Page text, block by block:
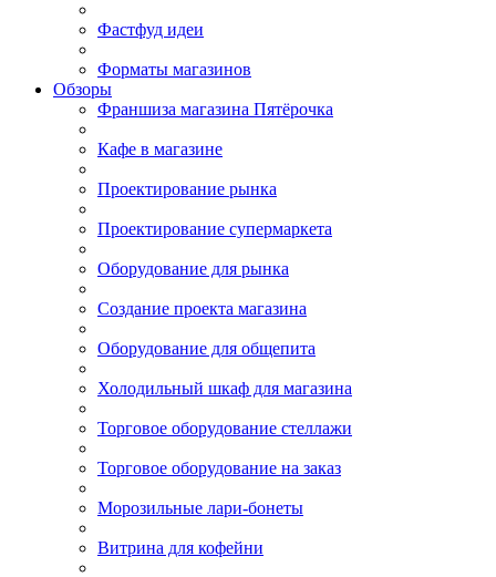
Фастфуд идеи
Форматы магазинов
Обзоры
Франшиза магазина Пятёрочка
Кафе в магазине
Проектирование рынка
Проектирование супермаркета
Оборудование для рынка
Создание проекта магазина
Оборудование для общепита
Холодильный шкаф для магазина
Торговое оборудование стеллажи
Торговое оборудование на заказ
Морозильные лари-бонеты
Витрина для кофейни